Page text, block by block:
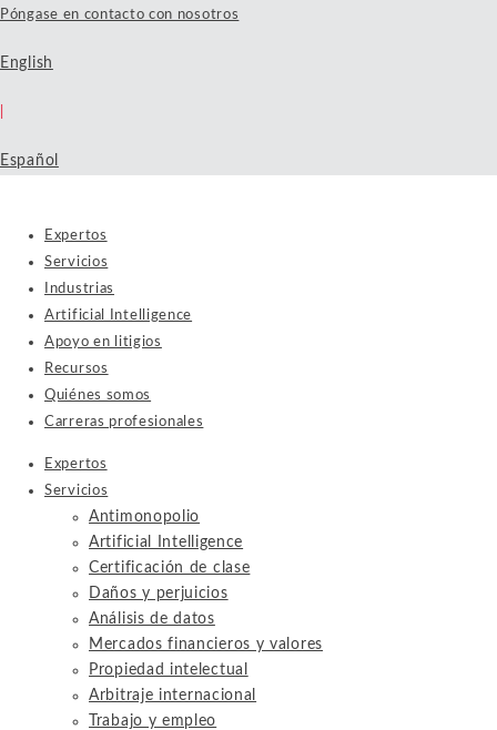
Póngase en contacto con nosotros
English
Español
Expertos
Servicios
Industrias
Artificial Intelligence
Apoyo en litigios
Recursos
Quiénes somos
Carreras profesionales
Expertos
Servicios
Antimonopolio
Artificial Intelligence
Certificación de clase
Daños y perjuicios
Análisis de datos
Mercados financieros y valores
Propiedad intelectual
Arbitraje internacional
Trabajo y empleo